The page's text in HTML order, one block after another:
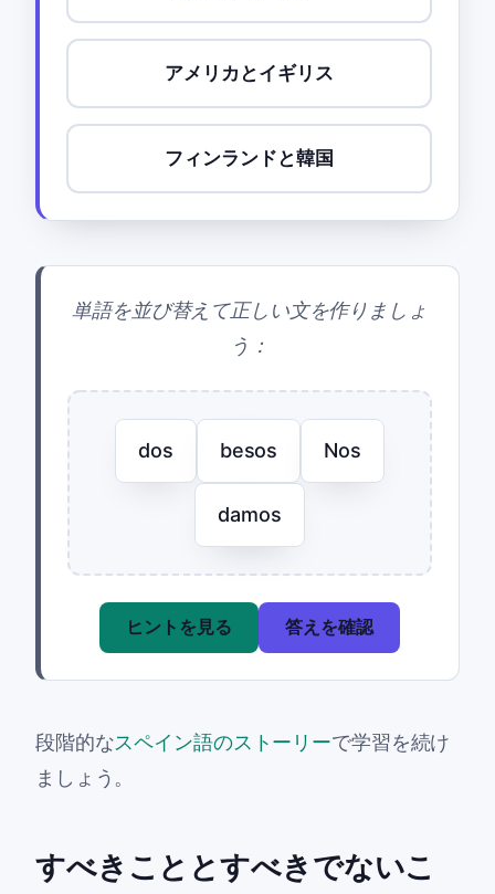
アメリカとイギリス
フィンランドと韓国
単語を並び替えて正しい文を作りましょ
う：
dos besos Nos
damos
ヒントを見る 答えを確認
段階的なスペイン語のストーリーで学習を続け
ましょう。
すべきこととすべきでないこ